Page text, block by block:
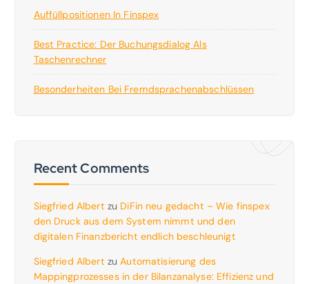
Auffüllpositionen In Finspex
Best Practice: Der Buchungsdialog Als
Taschenrechner
Besonderheiten Bei Fremdsprachenabschlüssen
Recent Comments
Siegfried Albert zu DiFin neu gedacht – Wie finspex
den Druck aus dem System nimmt und den
digitalen Finanzbericht endlich beschleunigt
Siegfried Albert zuAutomatisierung des
Mappingprozesses in der Bilanzanalyse: Effizienz und